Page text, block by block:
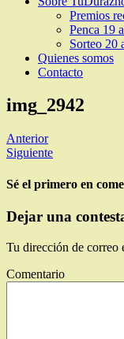
Premios
Penca 19
Sorteo 20
Quienes somos
Contacto
img_2942
Anterior
Siguiente
Sé el primero en
Dejar una
Tu dirección de correo
Comentario